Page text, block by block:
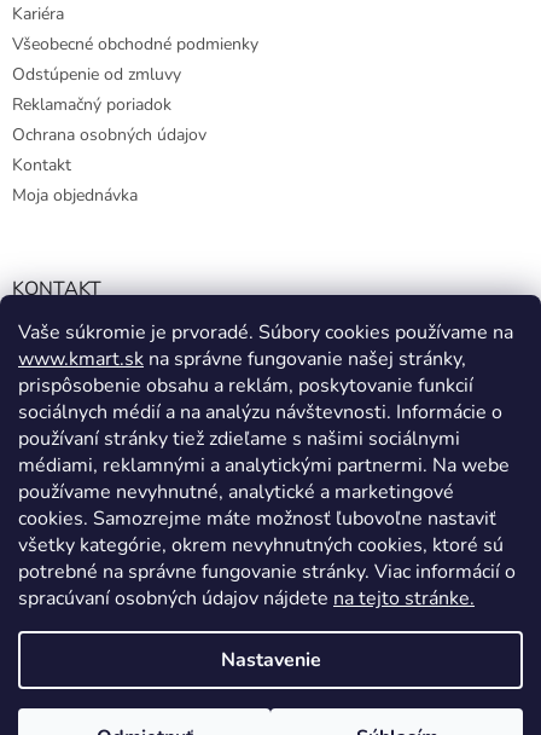
Vaše súkromie je prvoradé. Súbory cookies používame na
www.kmart.sk na správne fungovanie našej stránky,
prispôsobenie obsahu a reklám, poskytovanie funkcií
sociálnych médií a na analýzu návštevnosti. Informácie o
používaní stránky tiež zdieľame s našimi sociálnymi
médiami, reklamnými a analytickými partnermi. Na webe
používame nevyhnutné, analytické a marketingové
cookies. Samozrejme máte možnosť ľubovoľne nastaviť
všetky kategórie, okrem nevyhnutných cookies, ktoré sú
potrebné na správne fungovanie stránky. Viac informácií o
spracúvaní osobných údajov nájdete na tejto stránke.
Nastavenie
Kariéra
Všeobecné obchodné podmienky
Odstúpenie od zmluvy
Reklamačný poriadok
Ochrana osobných údajov
Kontakt
Moja objednávka
KONTAKT
info@kmart.sk
+421 947 979 193
+421 947 979 193
facebook.com/Kolieramarket
Vytvoril Shoptet
Copyright 2026Kmart.sk. Všetky práva vyhradené.Upraviť